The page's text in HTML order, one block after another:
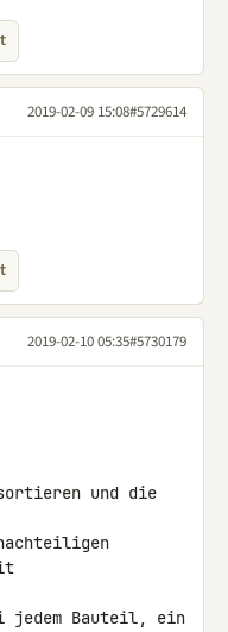
2019-02-09 15:08#5729614
2019-02-10 05:35#5730179
und die
jedem Bauteil, ein